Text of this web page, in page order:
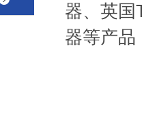
器、英国
器等产品